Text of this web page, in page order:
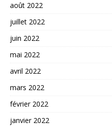
août 2022
juillet 2022
juin 2022
mai 2022
avril 2022
mars 2022
février 2022
janvier 2022